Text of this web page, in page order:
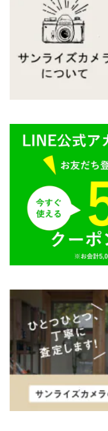
Mamiya（マミヤ）
M645,二眼レフ
Plaubel（プラウベル）
SONY（ソニー）
SIGMA（シグマ）
Tokina（トキナー）
TAMRON（タムロン）
K&F（ケーアンドエフ）
その他
M（ライカ）
R（ライカ）
AR（コニカ）
O（その他）